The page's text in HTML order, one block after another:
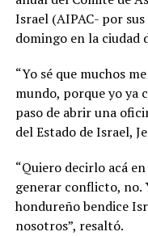
Israel (AIPAC- por
domingo en la ciudad
“Yo sé que muchos
mundo, porque yo ya
paso de abrir una
del Estado de Israel,
“Quiero decirlo acá
generar conflicto, no.
hondureño bendice
nosotros”, resaltó.